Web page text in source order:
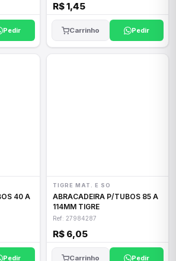
Pedir
R$ 1,45
Carrinho Pedir
Pedir
TIGRE MAT. E SO
ABRACADEIRA P/TUBOS 85 A
114MM TIGRE
Ref: 27984287
R$ 6,05
Carrinho Pedir